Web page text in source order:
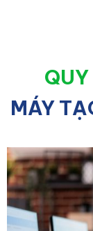
MÁY